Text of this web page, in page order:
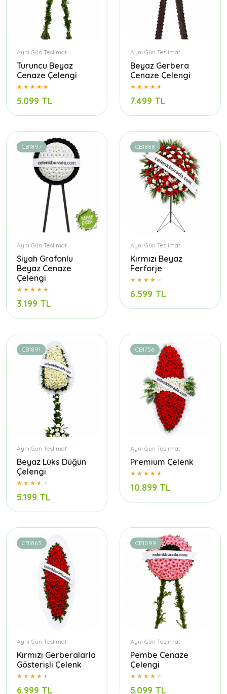
Aynı Gün Teslimat
Turuncu Beyaz
Cenaze Çelengi
5.099 TL
Aynı Gün Teslimat
Beyaz Gerbera
Cenaze Çelengi
7.499 TL
CB1897
Aynı Gün Teslimat
Siyah Grafonlu
Beyaz Cenaze
Çelengi
3.199 TL
CB1888
Aynı Gün Teslimat
Kırmızı Beyaz
Ferforje
6.599 TL
CB1891
Aynı Gün Teslimat
Beyaz Lüks Düğün
Çelengi
5.199 TL
CB1756
Aynı Gün Teslimat
Premium Çelenk
10.899 TL
CB1863
Aynı Gün Teslimat
Kırmızı Gerberalarla
Gösterişli Çelenk
6.999 TL
CB1099
Aynı Gün Teslimat
Pembe Cenaze
Çelengi
5.099 TL